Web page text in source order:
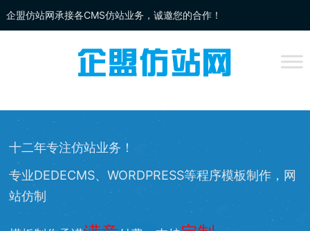
企盟仿站网承接各CMS仿站业务，诚邀您的合作！
DEDECMS仿站 、WORDPRESS仿站
、网站兼容等服务，欢迎您的访问！
十二年专注仿站业务！
专业DEDECMS、WORDPRESS等程序模板制作，网
站仿制